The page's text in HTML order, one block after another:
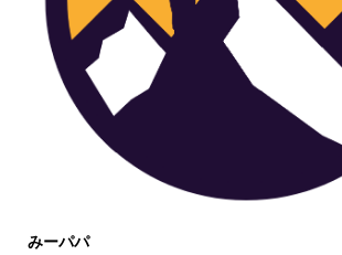
みーパパ